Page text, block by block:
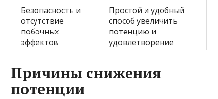
Безопасность и
отсутствие
побочных
эффектов
Простой и удобный
способ увеличить
потенцию и
удовлетворение
Причины снижения
потенции